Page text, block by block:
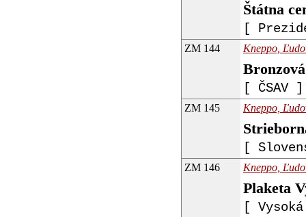
Štátna
[
ZM 144 Kneppo,
[ ČSAV ]
ZM 145 Kneppo,
[
ZM 146 Kneppo,
Plaketa
[